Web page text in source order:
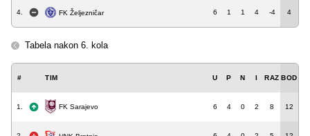
4. FK Željezničar 6 1 1 4 -4 4
Tabela nakon 6. kola
# TIM U P N I RAZ BOD
1. FK Sarajevo 6 4 0 2 8 12